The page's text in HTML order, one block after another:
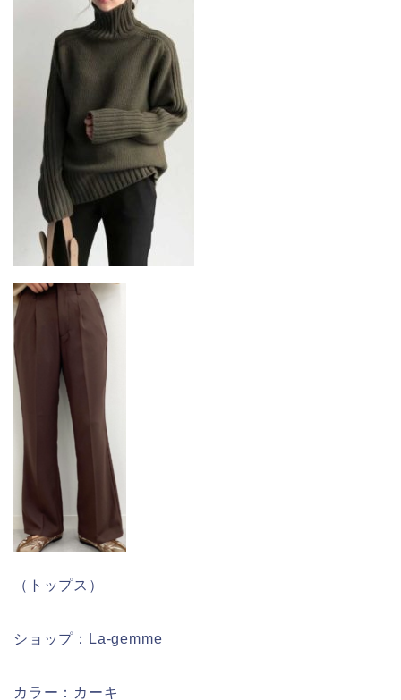
（トップス）
ショップ：La-gemme
カラー：カーキ